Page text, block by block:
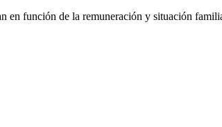
en función de la remuneración y situación